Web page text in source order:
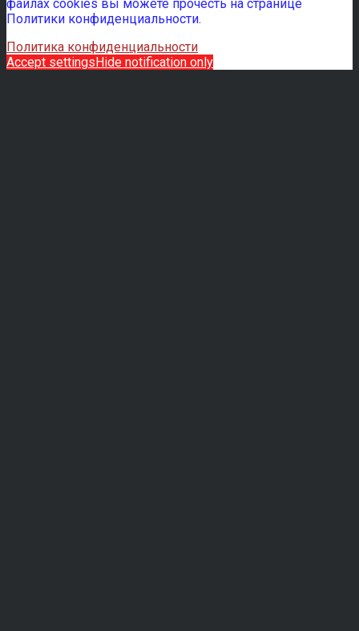
файлах cookies вы можете прочесть на странице
Политики конфиденциальности.
Политика конфиденциальности
Accept settingsHide notification only